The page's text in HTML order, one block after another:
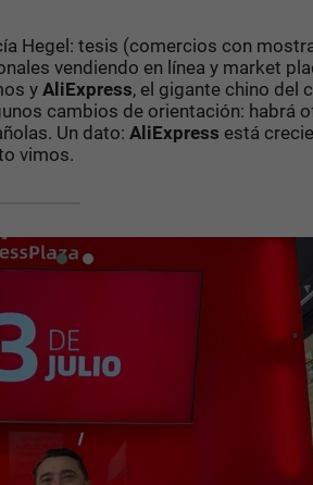
Hegel: tesis (comercios con
vendiendo en línea y market
yAliExpress, el gigante chino del
cambios de orientación: habrá
Un dato: AliExpress está
vimos.